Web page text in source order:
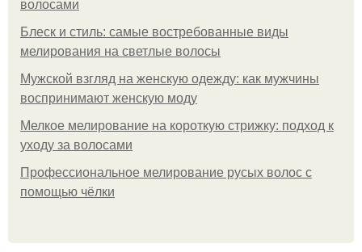
волосами
Блеск и стиль: самые востребованные виды
мелирования на светлые волосы
Мужской взгляд на женскую одежду: как мужчины
воспринимают женскую моду
Мелкое мелирование на короткую стрижку: подход к
уходу за волосами
Профессиональное мелирование русых волос с
помощью чёлки